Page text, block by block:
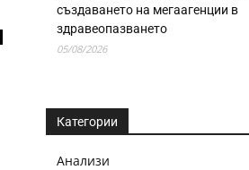
създаването на мегаагенции в
здравеопазването
05/08/2026
Категории
Анализи